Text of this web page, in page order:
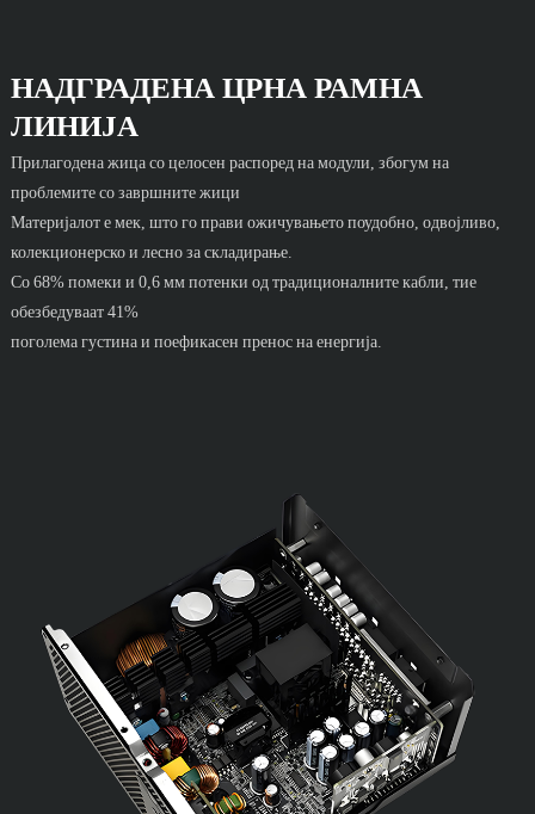
НАДГРАДЕНА ЦРНА РАМНА
ЛИНИЈА
Прилагодена жица со целосен распоред на модули, збогум на
проблемите со завршните жици
Материјалот е мек, што го прави ожичувањето поудобно, одвојливо,
колекционерско и лесно за складирање.
Со 68% помеки и 0,6 мм потенки од традиционалните кабли, тие
обезбедуваат 41%
поголема густина и поефикасен пренос на енергија.